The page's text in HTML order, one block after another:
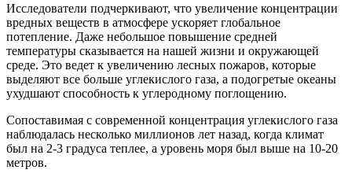
Исследователи подчеркивают, что увеличение концентрации
вредных веществ в атмосфере ускоряет глобальное
потепление. Даже небольшое повышение средней
температуры сказывается на нашей жизни и окружающей
среде. Это ведет к увеличению лесных пожаров, которые
выделяют все больше углекислого газа, а подогретые океаны
ухудшают способность к углеродному поглощению.
Сопоставимая с современной концентрация углекислого газа
наблюдалась несколько миллионов лет назад, когда климат
был на 2-3 градуса теплее, а уровень моря был выше на 10-20
метров.